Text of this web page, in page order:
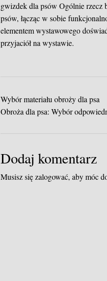
gwizdek dla psów Ogólnie rzecz
psów, łącząc w sobie
elementem wystawowego
przyjaciół na wystawie.
Wybór materiału obroży dla psa
Obroża dla psa: Wybór
Dodaj komentarz
Musisz sięzalogować, aby móc